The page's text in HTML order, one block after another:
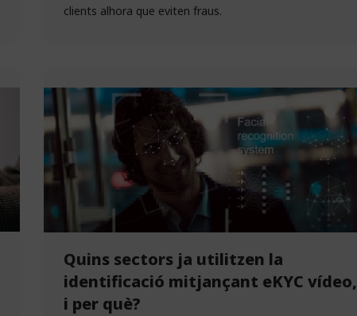
clients alhora que eviten fraus.
Quins sectors ja utilitzen la
identificació mitjançant eKYC vídeo,
i per què?